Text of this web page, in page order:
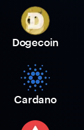
Dogecoin
Cardano